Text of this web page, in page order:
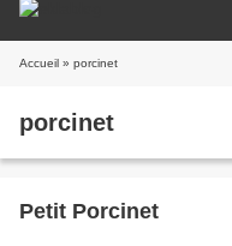
Accueil » porcinet
porcinet
Petit Porcinet